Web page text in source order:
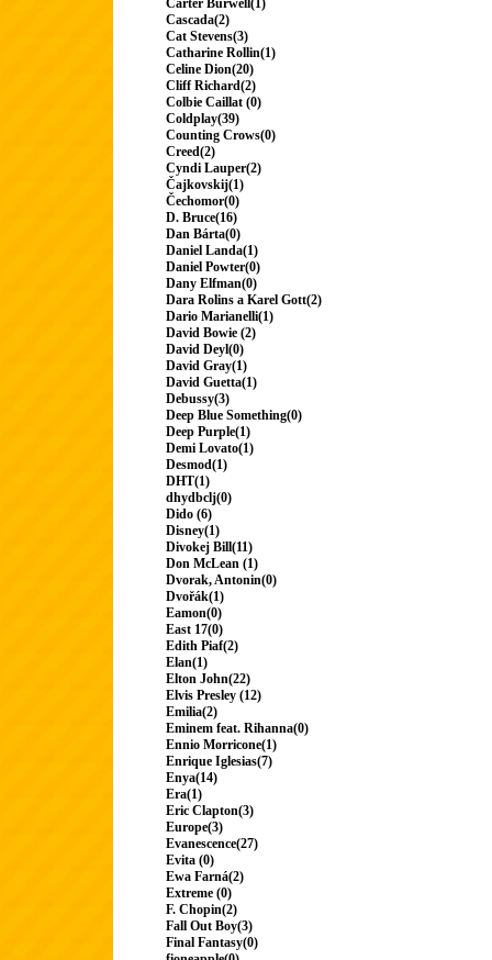
Carter Burwell(1)
Cascada(2)
Cat Stevens(3)
Catharine Rollin(1)
Celine Dion(20)
Cliff Richard(2)
Colbie Caillat (0)
Coldplay(39)
Counting Crows(0)
Creed(2)
Cyndi Lauper(2)
Čajkovskij(1)
Čechomor(0)
D. Bruce(16)
Dan Bárta(0)
Daniel Landa(1)
Daniel Powter(0)
Dany Elfman(0)
Dara Rolins a Karel Gott(2)
Dario Marianelli(1)
David Bowie (2)
David Deyl(0)
David Gray(1)
David Guetta(1)
Debussy(3)
Deep Blue Something(0)
Deep Purple(1)
Demi Lovato(1)
Desmod(1)
DHT(1)
dhydbclj(0)
Dido (6)
Disney(1)
Divokej Bill(11)
Don McLean (1)
Dvorak, Antonin(0)
Dvořák(1)
Eamon(0)
East 17(0)
Edith Piaf(2)
Elan(1)
Elton John(22)
Elvis Presley (12)
Emilia(2)
Eminem feat. Rihanna(0)
Ennio Morricone(1)
Enrique Iglesias(7)
Enya(14)
Era(1)
Eric Clapton(3)
Europe(3)
Evanescence(27)
Evita (0)
Ewa Farná(2)
Extreme (0)
F. Chopin(2)
Fall Out Boy(3)
Final Fantasy(0)